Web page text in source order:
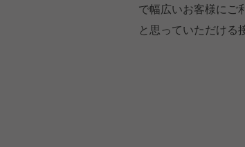
で幅広いお客様にご
と思っていただける